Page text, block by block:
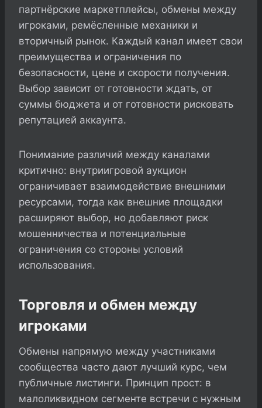
партнёрские маркетплейсы, обмены между
игроками, ремёсленные механики и
вторичный рынок. Каждый канал имеет свои
преимущества и ограничения по
безопасности, цене и скорости получения.
Выбор зависит от готовности ждать, от
суммы бюджета и от готовности рисковать
репутацией аккаунта.
Понимание различий между каналами
критично: внутриигровой аукцион
ограничивает взаимодействие внешними
ресурсами, тогда как внешние площадки
расширяют выбор, но добавляют риск
мошенничества и потенциальные
ограничения со стороны условий
использования.
Торговля и обмен между
игроками
Обмены напрямую между участниками
сообщества часто дают лучший курс, чем
публичные листинги. Принцип прост: в
малоликвидном сегменте встречи с нужным